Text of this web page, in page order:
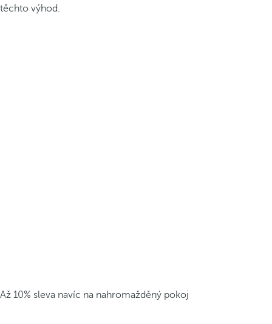
těchto výhod.
Až 10% sleva navíc na nahromažděný pokoj